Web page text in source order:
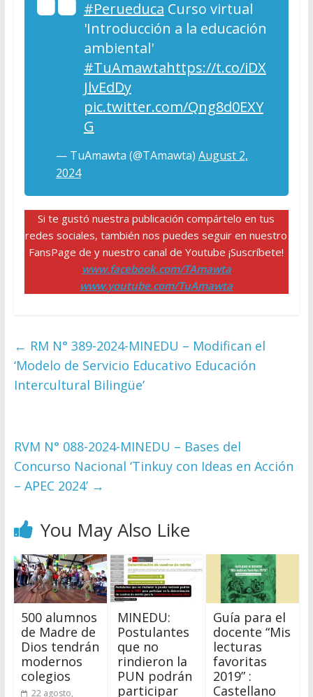
#Perueduca Curso virtual
'Introducción a la educación
ambiental'
#TuAmawtahttps://t.co/iDX
JlvEdDy
pic.twitter.com/Qng8d0EXY
G
— TuAmawta (@TAmawta) August 2,
2024
Si te gustó nuestra publicación compártelo en tus
redes sociales, también nos puedes seguir en nuestro
FansPage de y nuestro canal de Youtube ¡Suscríbete!
www.facebook.com/TAmawta
www.youtube.com/TuAmawta
← RM N° 389-2024-MINEDU – Modifican el
‘Modelo de Servicio Educativo Educación
Intercultural Bilingüe’
RVM N° 088-2024-MINEDU – Bases del
Concurso Nacional ‘Tinkuy con Ideas en Acción
– APEC 2024’ →
You May Also Like
500 alumnos
de Madre de
Dios tendrán
modernos
colegios
22 agosto,
MINEDU:
Postulantes
que no
rindieron la
PUN podrán
participar
Guía para el
docente “Mis
lecturas
favoritas
2019” :
Castellano